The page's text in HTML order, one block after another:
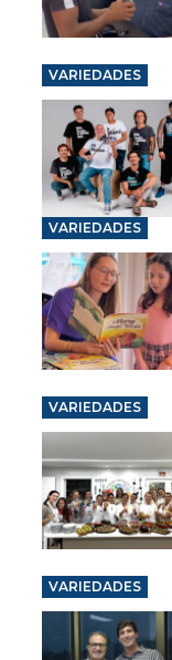
VARIEDADES
VARIEDADES
VARIEDADES
VARIEDADES